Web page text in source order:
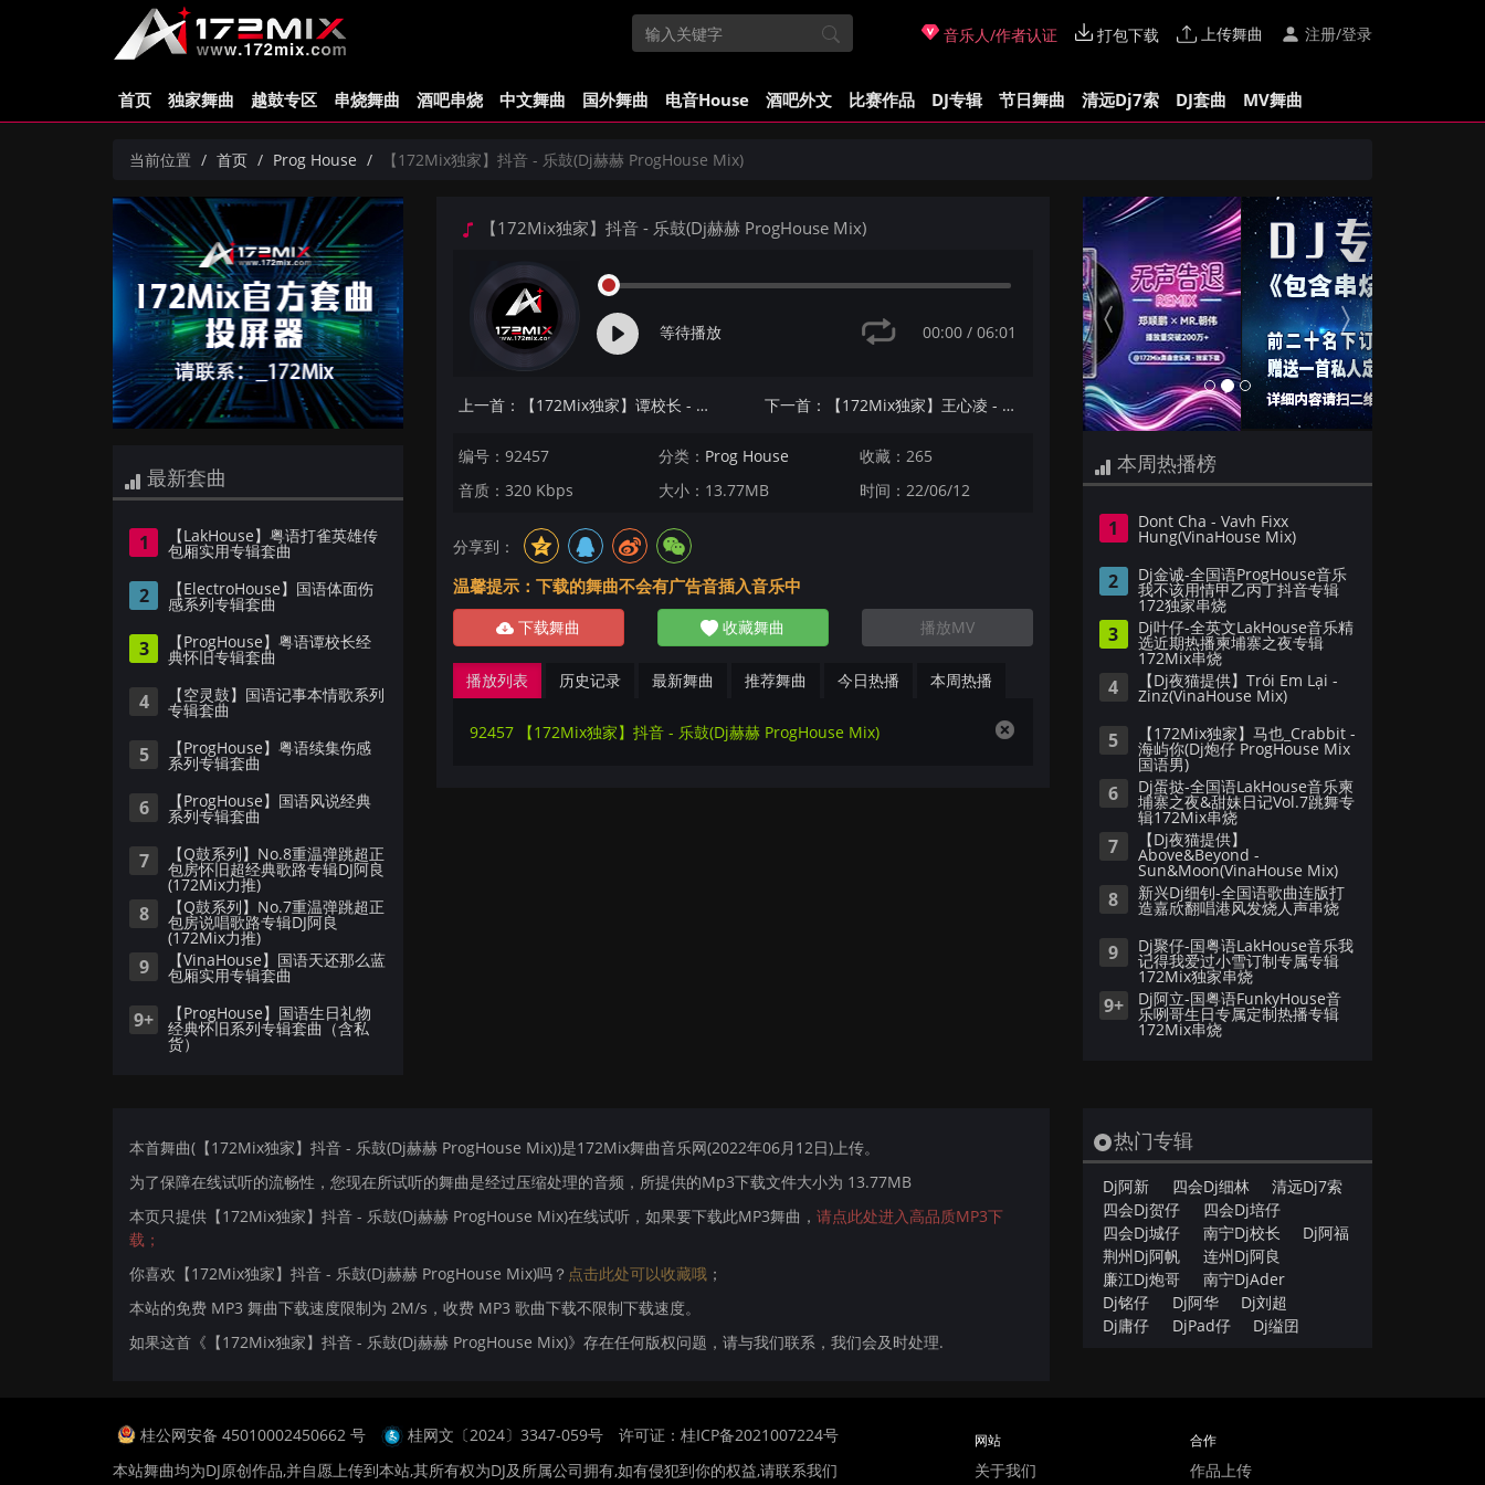
音乐人/作者认证 打包下载 上传舞曲 注册/登录
首页 独家舞曲 越鼓专区 串烧舞曲 酒吧串烧 中文舞曲 国外舞曲 电音House 酒吧外文 比赛作品 DJ专辑 节日舞曲 清远Dj7索 DJ套曲 MV舞曲
当前位置 首页 Prog House 【172Mix独家】抖音 - 乐鼓(Dj赫赫 ProgHouse Mix)
最新套曲
1 【LakHouse】粤语打雀英雄传
包厢实用专辑套曲
2 【ElectroHouse】国语体面伤
感系列专辑套曲
3 【ProgHouse】粤语谭校长经
典怀旧专辑套曲
4 【空灵鼓】国语记事本情歌系列
专辑套曲
5 【ProgHouse】粤语续集伤感
系列专辑套曲
6 【ProgHouse】国语风说经典
系列专辑套曲
7 【Q鼓系列】No.8重温弹跳超正
包房怀旧超经典歌路专辑DJ阿良
(172Mix力推)
8 【Q鼓系列】No.7重温弹跳超正
包房说唱歌路专辑DJ阿良
(172Mix力推)
9 【VinaHouse】国语天还那么蓝
包厢实用专辑套曲
9+ 【ProgHouse】国语生日礼物
经典怀旧系列专辑套曲（含私
货）
【172Mix独家】抖音 - 乐鼓(Dj赫赫 ProgHouse Mix)
等待播放 00:00 / 06:01
上一首：【172Mix独家】谭校长 - 无言感激(Dj铭仔 ProgHouse Mix粤语男) 下一首：【172Mix独家】王心凌 - 花的嫁纱(Dj赫赫 ProgHouse Mix国语女)
编号：92457 分类： Prog House
收藏：265
音质：320 Kbps
大小：13.77MB 时间：22/06/12
分享到：
温馨提示：下载的舞曲不会有广告音插入音乐中
下载舞曲 收藏舞曲 播放MV
播放列表 历史记录 最新舞曲 推荐舞曲 今日热播 本周热播
92457 【172Mix独家】抖音 - 乐鼓(Dj赫赫 ProgHouse Mix)
Previous Next
本周热播榜
1 Dont Cha - Vavh Fixx
Hung(VinaHouse Mix)
2 Dj金诚-全国语ProgHouse音乐
我不该用情甲乙丙丁抖音专辑
172独家串烧
3 Dj叶仔-全英文LakHouse音乐精
选近期热播柬埔寨之夜专辑
172Mix串烧
4 【Dj夜猫提供】Trói Em Lại -
Zinz(VinaHouse Mix)
5 【172Mix独家】马也_Crabbit -
海屿你(Dj炮仔 ProgHouse Mix
国语男)
6 Dj蛋挞-全国语LakHouse音乐柬
埔寨之夜&甜妹日记Vol.7跳舞专
辑172Mix串烧
7 【Dj夜猫提供】
Above&Beyond -
Sun&Moon(VinaHouse Mix)
8 新兴Dj细钊-全国语歌曲连版打
造嘉欣翻唱港风发烧人声串烧
9 Dj聚仔-国粤语LakHouse音乐我
记得我爱过小雪订制专属专辑
172Mix独家串烧
9+ Dj阿立-国粤语FunkyHouse音
乐咧哥生日专属定制热播专辑
172Mix串烧
本首舞曲(【172Mix独家】抖音 - 乐鼓(Dj赫赫 ProgHouse Mix))是172Mix舞曲音乐网(2022年06月12日)上传。
为了保障在线试听的流畅性，您现在所试听的舞曲是经过压缩处理的音频，所提供的Mp3下载文件大小为 13.77MB
本页只提供【172Mix独家】抖音 - 乐鼓(Dj赫赫 ProgHouse Mix)在线试听，如果要下载此MP3舞曲， 请点此处进入高品质MP3下
载；
你喜欢【172Mix独家】抖音 - 乐鼓(Dj赫赫 ProgHouse Mix)吗？ 点击此处可以收藏哦 ；
本站的免费 MP3 舞曲下载速度限制为 2M/s，收费 MP3 歌曲下载不限制下载速度。
如果这首《【172Mix独家】抖音 - 乐鼓(Dj赫赫 ProgHouse Mix)》存在任何版权问题，请与我们联系，我们会及时处理.
热门专辑
Dj阿新 四会Dj细林
清远Dj7索
四会Dj贺仔
四会Dj培仔
四会Dj城仔
南宁Dj校长
Dj阿福
荆州Dj阿帆
连州Dj阿良
廉江Dj炮哥
南宁DjAder
Dj铭仔
Dj阿华
Dj刘超
Dj庸仔
DjPad仔 Dj缢囝
桂公网安备 45010002450662 号 桂网文〔2024〕3347-059号
许可证：桂ICP备2021007224号
本站舞曲均为DJ原创作品,并自愿上传到本站,其所有权为DJ及所属公司拥有,如有侵犯到你的权益,请联系我们
网站
关于我们
合作
作品上传